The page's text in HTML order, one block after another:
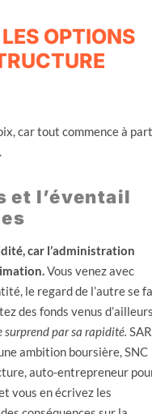
OPTIONS
car tout commence à
et l’éventail
car l’administration
Vous venez avec
le regard de l’autre se
des fonds venus
par sa rapidité.
ambition boursière, SNC
auto-entrepreneur
vous en écrivez les